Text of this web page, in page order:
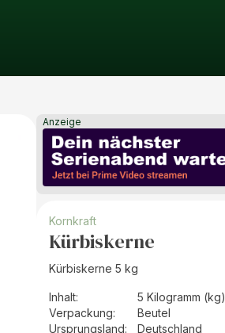
Anzeige
Kornkraft
Kürbiskerne
Kürbiskerne 5 kg
Inhalt:
5 Kilogramm (kg)
Verpackung:
Beutel
Ursprungsland:
Deutschland